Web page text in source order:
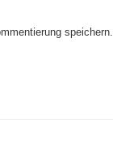
speichern.